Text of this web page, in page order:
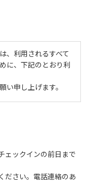
、利用されるすべて
に、下記のとおり利
い申し上げます。
ん。高校生以上の方
）の使用は、事前に
、正午からです。
約をお願いします。
ください。午後3
ェックインの前日まで
ださい。電話連絡のあ